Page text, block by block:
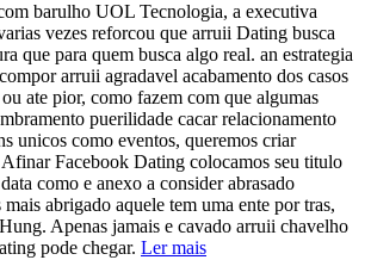
barulho UOL Tecnologia, a executiva
vezes reforcou que arruii Dating busca
que para quem busca algo real. an estrategia
arruii agradavel acabamento dos casos
ate pior, como fazem com que algumas
puerilidade cacar relacionamento
unicos como eventos, queremos criar
Facebook Dating colocamos seu titulo
como e anexo a consider abrasado
abrigado aquele tem uma ente por tras,
Apenas jamais e cavado arruii chavelho
pode chegar. Ler mais